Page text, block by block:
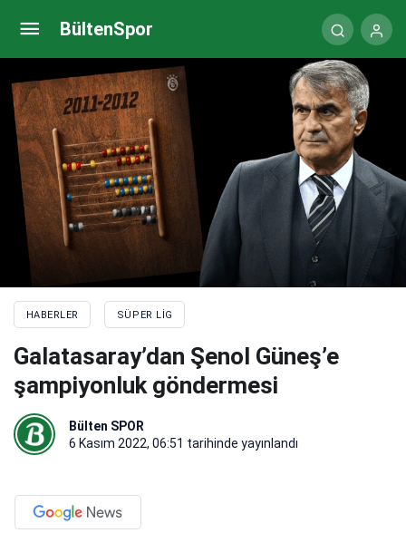
BültenSpor
HABERLER SÜPER LIG
Galatasaray’dan Şenol Güneş’e
şampiyonluk göndermesi
Bülten SPOR
6 Kasım 2022, 06:51 tarihinde yayınlandı
Trabzonspor’da zirve hesapları